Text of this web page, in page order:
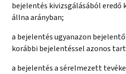
bejelentés kivizsgálásából eredő
állna arányban;
a bejelentés ugyanazon
korábbi bejelentéssel azonos
a bejelentés a sérelmezett